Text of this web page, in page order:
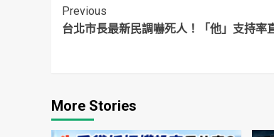
Continue
Reading
Previous
台北市長最新民調嚇死人！「他」支持率
More Stories